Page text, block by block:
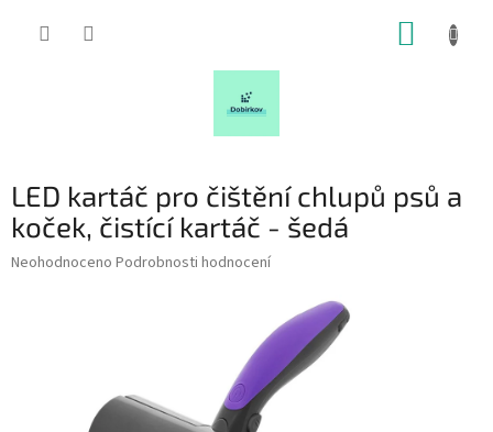
LED kartáč pro čištění chlupů psů a
koček, čistící kartáč - šedá
Průměrné
Neohodnoceno Podrobnosti hodnocení